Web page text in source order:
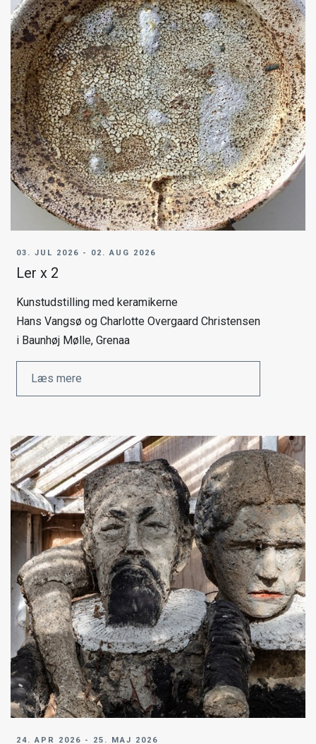
03. JUL 2026 - 02. AUG 2026
Ler x 2
Kunstudstilling med keramikerne
Hans Vangsø og Charlotte Overgaard Christensen
i Baunhøj Mølle, Grenaa
Læs mere
24. APR 2026 - 25. MAJ 2026